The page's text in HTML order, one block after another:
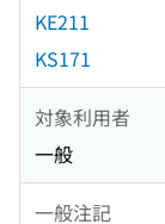
KE211
KS171
対象利用者
一般
一般注記